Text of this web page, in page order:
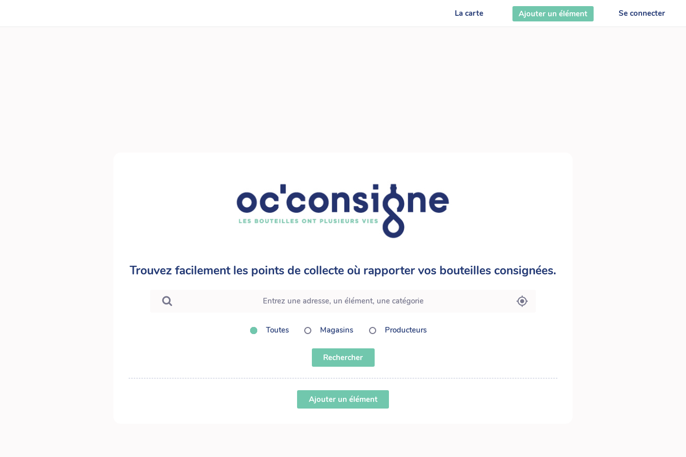
La carte Ajouter un élément Se connecter
Trouvez facilement les points de collecte où rapporter vos bouteilles consignées.
Toutes Magasins Producteurs
Rechercher
Ajouter un élément